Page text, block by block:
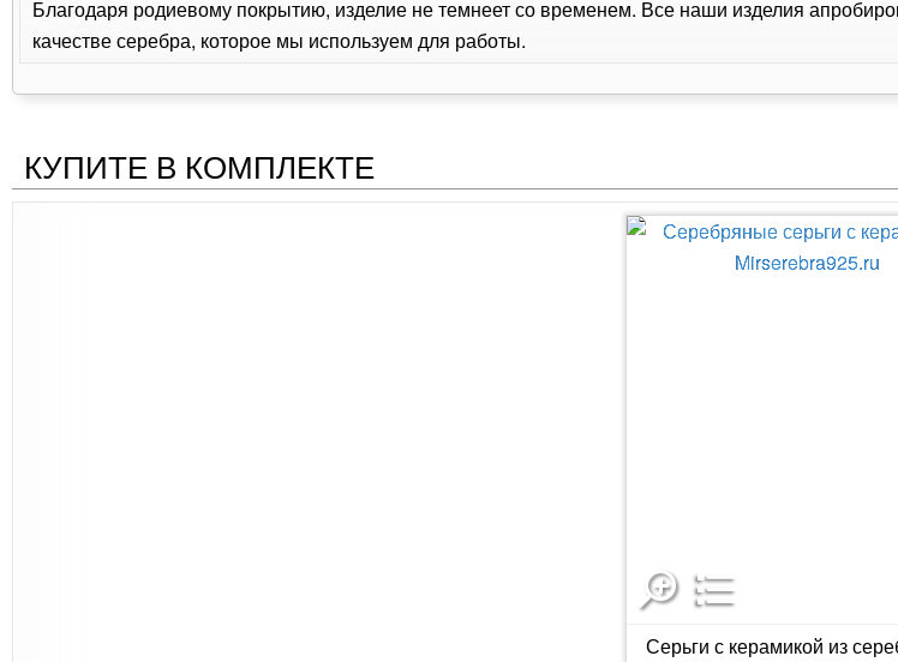
Благодаря родиевому покрытию, изделие не темнеет со временем. Все наши изделия
качестве серебра, которое мы используем для работы.
КУПИТЕ В КОМПЛЕКТЕ
Серьги с керамикой из